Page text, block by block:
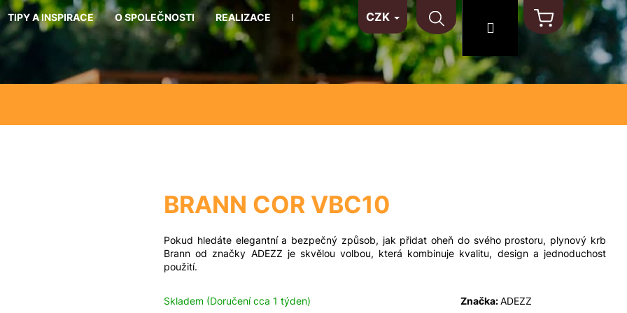
TIPY A INSPIRACE O SPOLEČNOSTI REALIZACE KONTAKT NA MÍRU MATERIÁLY
CZK
Hledat PřihlášeníNákupní
košík
BRANN COR VBC10
Pokud hledáte elegantní a bezpečný způsob, jak přidat oheň do svého prostoru, plynový krb
Brann od značky ADEZZ je skvělou volbou, která kombinuje kvalitu, design a jednoduchost
použití.
Skladem (Doručení cca 1 týden) Značka:ADEZZ
Co potřebujete najít?
Hledat